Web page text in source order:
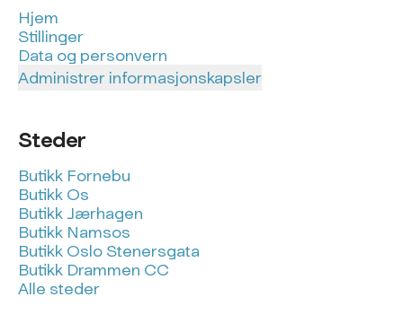
Hjem
Stillinger
Data og personvern
Administrer informasjonskapsler
Steder
Butikk Fornebu
Butikk Os
Butikk Jærhagen
Butikk Namsos
Butikk Oslo Stenersgata
Butikk Drammen CC
Alle steder